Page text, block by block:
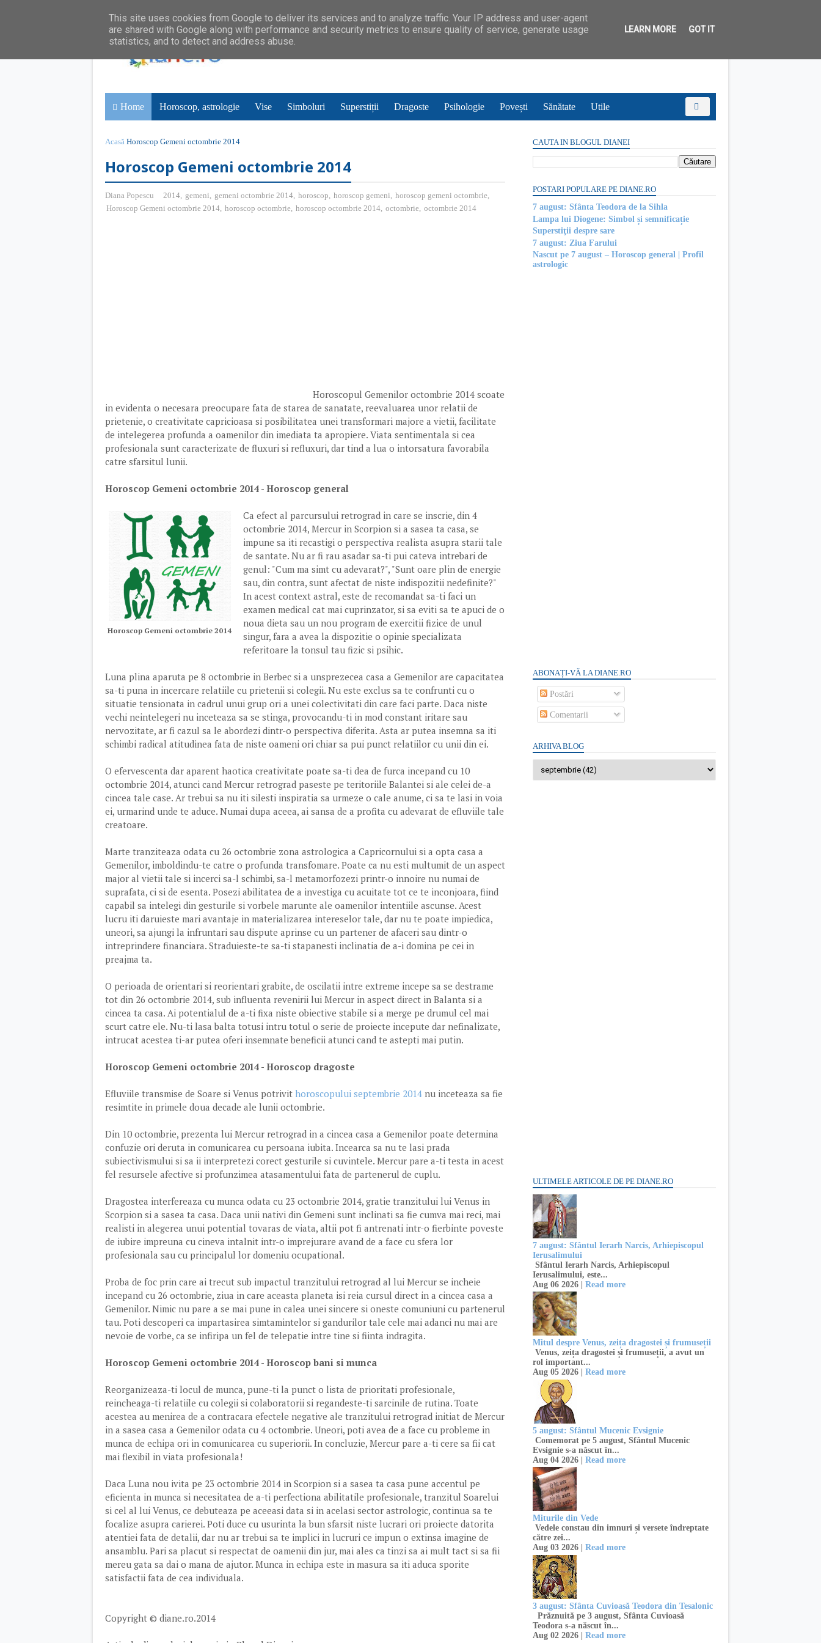
Home Horoscop, astrologie Vise Simboluri Superstiții Dragoste Psihologie Povești Sănătate Utile
Acasă Horoscop Gemeni octombrie 2014
Horoscop Gemeni octombrie 2014
Diana Popescu 2014, gemeni, gemeni octombrie 2014, horoscop, horoscop gemeni, horoscop gemeni octombrie,
Horoscop Gemeni octombrie 2014, horoscop octombrie, horoscop octombrie 2014, octombrie, octombrie 2014
Horoscopul Gemenilor octombrie 2014 scoate
in evidenta o necesara preocupare fata de starea de sanatate, reevaluarea unor relatii de
prietenie, o creativitate capricioasa si posibilitatea unei transformari majore a vietii, facilitate
de intelegerea profunda a oamenilor din imediata ta apropiere. Viata sentimentala si cea
profesionala sunt caracterizate de fluxuri si refluxuri, dar tind a lua o intorsatura favorabila
catre sfarsitul lunii.
Horoscop Gemeni octombrie 2014 - Horoscop general
Horoscop Gemeni octombrie 2014
Ca efect al parcursului retrograd in care se inscrie, din 4
octombrie 2014, Mercur in Scorpion si a sasea ta casa, se
impune sa iti recastigi o perspectiva realista asupra starii tale
de santate. Nu ar fi rau asadar sa-ti pui cateva intrebari de
genul: "Cum ma simt cu adevarat?", "Sunt oare plin de energie
sau, din contra, sunt afectat de niste indispozitii nedefinite?"
In acest context astral, este de recomandat sa-ti faci un
examen medical cat mai cuprinzator, si sa eviti sa te apuci de o
noua dieta sau un nou program de exercitii fizice de unul
singur, fara a avea la dispozitie o opinie specializata
referitoare la tonsul tau fizic si psihic.
Luna plina aparuta pe 8 octombrie in Berbec si a unsprezecea casa a Gemenilor are capacitatea
sa-ti puna in incercare relatiile cu prietenii si colegii. Nu este exclus sa te confrunti cu o
situatie tensionata in cadrul unui grup ori a unei colectivitati din care faci parte. Daca niste
vechi neintelegeri nu inceteaza sa se stinga, provocandu-ti in mod constant iritare sau
nervozitate, ar fi cazul sa le abordezi dintr-o perspectiva diferita. Asta ar putea insemna sa iti
schimbi radical atitudinea fata de niste oameni ori chiar sa pui punct relatiilor cu unii din ei.
O efervescenta dar aparent haotica creativitate poate sa-ti dea de furca incepand cu 10
octombrie 2014, atunci cand Mercur retrograd paseste pe teritoriile Balantei si ale celei de-a
cincea tale case. Ar trebui sa nu iti silesti inspiratia sa urmeze o cale anume, ci sa te lasi in voia
ei, urmarind unde te aduce. Numai dupa aceea, ai sansa de a profita cu adevarat de efluviile tale
creatoare.
Marte tranziteaza odata cu 26 octombrie zona astrologica a Capricornului si a opta casa a
Gemenilor, imboldindu-te catre o profunda transfomare. Poate ca nu esti multumit de un aspect
major al vietii tale si incerci sa-l schimbi, sa-l metamorfozezi printr-o innoire nu numai de
suprafata, ci si de esenta. Posezi abilitatea de a investiga cu acuitate tot ce te inconjoara, fiind
capabil sa intelegi din gesturile si vorbele marunte ale oamenilor intentiile ascunse. Acest
lucru iti daruieste mari avantaje in materializarea intereselor tale, dar nu te poate impiedica,
uneori, sa ajungi la infruntari sau dispute aprinse cu un partener de afaceri sau dintr-o
intreprindere financiara. Straduieste-te sa-ti stapanesti inclinatia de a-i domina pe cei in
preajma ta.
O perioada de orientari si reorientari grabite, de oscilatii intre extreme incepe sa se destrame
tot din 26 octombrie 2014, sub influenta revenirii lui Mercur in aspect direct in Balanta si a
cincea ta casa. Ai potentialul de a-ti fixa niste obiective stabile si a merge pe drumul cel mai
scurt catre ele. Nu-ti lasa balta totusi intru totul o serie de proiecte incepute dar nefinalizate,
intrucat acestea ti-ar putea oferi insemnate beneficii atunci cand te astepti mai putin.
Horoscop Gemeni octombrie 2014 - Horoscop dragoste
Efluviile transmise de Soare si Venus potrivit horoscopului septembrie 2014 nu inceteaza sa fie
resimtite in primele doua decade ale lunii octombrie.
Din 10 octombrie, prezenta lui Mercur retrograd in a cincea casa a Gemenilor poate determina
confuzie ori deruta in comunicarea cu persoana iubita. Incearca sa nu te lasi prada
subiectivismului si sa ii interpretezi corect gesturile si cuvintele. Mercur pare a-ti testa in acest
fel resursele afective si profunzimea atasamentului fata de partenerul de cuplu.
Dragostea interfereaza cu munca odata cu 23 octombrie 2014, gratie tranzitului lui Venus in
Scorpion si a sasea ta casa. Daca unii nativi din Gemeni sunt inclinati sa fie cumva mai reci, mai
realisti in alegerea unui potential tovaras de viata, altii pot fi antrenati intr-o fierbinte poveste
de iubire impreuna cu cineva intalnit intr-o imprejurare avand de a face cu sfera lor
profesionala sau cu principalul lor domeniu ocupational.
Proba de foc prin care ai trecut sub impactul tranzitului retrograd al lui Mercur se incheie
incepand cu 26 octombrie, ziua in care aceasta planeta isi reia cursul direct in a cincea casa a
Gemenilor. Nimic nu pare a se mai pune in calea unei sincere si oneste comuniuni cu partenerul
tau. Poti descoperi ca impartasirea simtamintelor si gandurilor tale cele mai adanci nu mai are
nevoie de vorbe, ca se infiripa un fel de telepatie intre tine si fiinta indragita.
Horoscop Gemeni octombrie 2014 - Horoscop bani si munca
Reorganizeaza-ti locul de munca, pune-ti la punct o lista de prioritati profesionale,
reincheaga-ti relatiile cu colegii si colaboratorii si regandeste-ti sarcinile de rutina. Toate
acestea au menirea de a contracara efectele negative ale tranzitului retrograd initiat de Mercur
in a sasea casa a Gemenilor odata cu 4 octombrie. Uneori, poti avea de a face cu probleme in
munca de echipa ori in comunicarea cu superiorii. In concluzie, Mercur pare a-ti cere sa fii cat
mai flexibil in viata profesionala!
Daca Luna nou ivita pe 23 octombrie 2014 in Scorpion si a sasea ta casa pune accentul pe
eficienta in munca si necesitatea de a-ti perfectiona abilitatile profesionale, tranzitul Soarelui
si cel al lui Venus, ce debuteaza pe aceeasi data si in acelasi sector astrologic, continua sa te
focalize asupra carierei. Poti duce cu usurinta la bun sfarsit niste lucrari ori proiecte datorita
atentiei fata de detalii, dar nu ar trebui sa te implici in lucruri ce impun o extinsa imagine de
ansamblu. Pari sa placut si respectat de oamenii din jur, mai ales ca tinzi sa ai mult tact si sa fii
mereu gata sa dai o mana de ajutor. Munca in echipa este in masura sa iti aduca sporite
satisfactii fata de cea individuala.
Copyright © diane.ro.2014
CAUTA IN BLOGUL DIANEI
POSTARI POPULARE PE DIANE.RO
7 august: Sfânta Teodora de la Sihla
Lampa lui Diogene: Simbol și semnificație
Superstiţii despre sare
7 august: Ziua Farului
Nascut pe 7 august – Horoscop general | Profil
astrologic
ABONAȚI-VĂ LA DIANE.RO
Postări
Comentarii
ARHIVA BLOG
ULTIMELE ARTICOLE DE PE DIANE.RO
7 august: Sfântul Ierarh Narcis, Arhiepiscopul
Ierusalimului
Sfântul Ierarh Narcis, Arhiepiscopul
Ierusalimului, este...
Aug 06 2026 | Read more
Mitul despre Venus, zeița dragostei și frumuseții
Venus, zeița dragostei și frumuseții, a avut un
rol important...
Aug 05 2026 | Read more
5 august: Sfântul Mucenic Evsignie
Comemorat pe 5 august, Sfântul Mucenic
Evsignie s-a născut în...
Aug 04 2026 | Read more
Miturile din Vede
Vedele constau din imnuri și versete îndreptate
către zei...
Aug 03 2026 | Read more
3 august: Sfânta Cuvioasă Teodora din Tesalonic
Prăznuită pe 3 august, Sfânta Cuvioasă
Teodora s-a născut în...
Aug 02 2026 | Read more
This site uses cookies from Google to deliver its services and to analyze traffic. Your IP address and user-agent
are shared with Google along with performance and security metrics to ensure quality of service, generate usage
statistics, and to detect and address abuse.
LEARN MORE GOT IT